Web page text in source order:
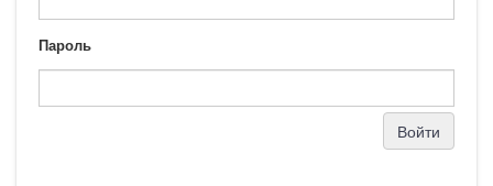
Пароль
Войти